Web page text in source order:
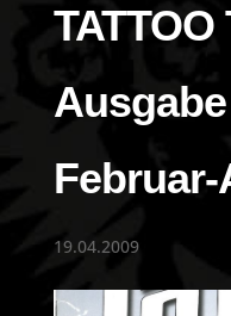
TATTOO
19.04.2009